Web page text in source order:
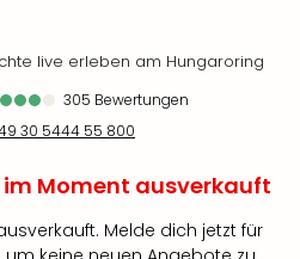
live erleben am Hungaroring
305 Bewertungen
30 5444 55 800
Moment ausverkauft
Melde dich jetzt für